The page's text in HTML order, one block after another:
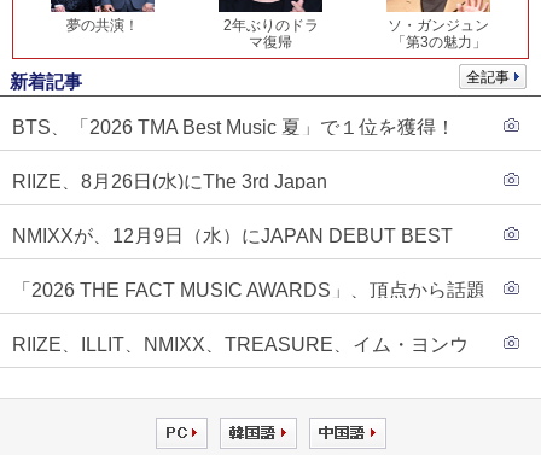
夢の共演！
2年ぶりのドラ
マ復帰
ソ・ガンジュン
「第3の魅力」
全記事
新着記事
BTS、「2026 TMA Best Music 夏」で１位を獲得！
RIIZE、8月26日(水)にThe 3rd Japan
NMIXXが、12月9日（水）にJAPAN DEBUT BEST
もスタート！！
「2026 THE FACT MUSIC AWARDS」、頂点から話題
RIIZE、ILLIT、NMIXX、TREASURE、イム・ヨンウ
インナップに合流！